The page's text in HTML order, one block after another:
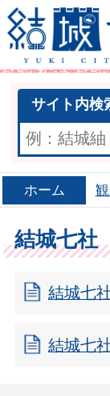
サイト内検
ホーム
結城七社
結城七
結城七